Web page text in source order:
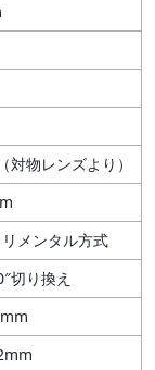
対物レンズより）
メンタル方式
切り換え